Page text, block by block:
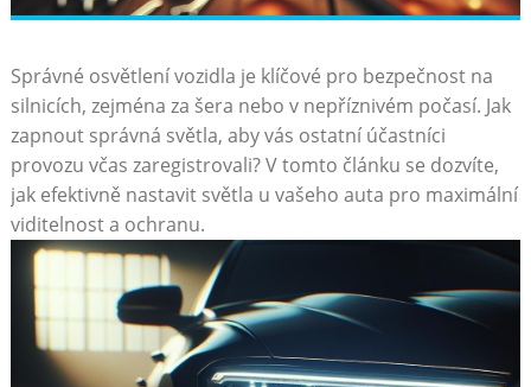
Správné osvětlení vozidla je klíčové pro bezpečnost na
silnicích, zejména za šera nebo v nepříznivém počasí. Jak
zapnout správná světla, aby vás ostatní účastníci
provozu včas zaregistrovali? V tomto článku se dozvíte,
jak efektivně nastavit světla u vašeho auta pro maximální
viditelnost a ochranu.